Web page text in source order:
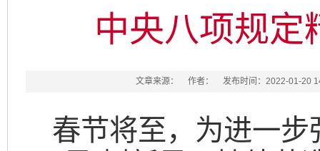
中央八项规定
文章来源： 作者： 发布时间：2022-01-20
春节将至，为进一